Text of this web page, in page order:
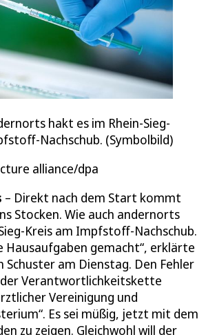
hakt es im Rhein-Sieg-
Nachschub. (Symbolbild)
alliance/dpa
– Direkt nach dem Start kommt
Stocken. Wie auch andernorts
Kreis am Impfstoff-Nachschub.
Hausaufgaben gemacht“, erklärte
Schuster am Dienstag. Den Fehler
Verantwortlichkeitskette
Vereinigung und
Es sei müßig, jetzt mit dem
zu zeigen. Gleichwohl will der